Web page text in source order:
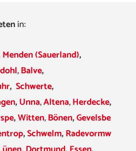
in:
Menden (Sauerland),
,Balve,
, Schwerte,
,Unna,Altena,Herdecke,
,Witten,Bönen,Gevelsbe
,Schwelm,Radevormw